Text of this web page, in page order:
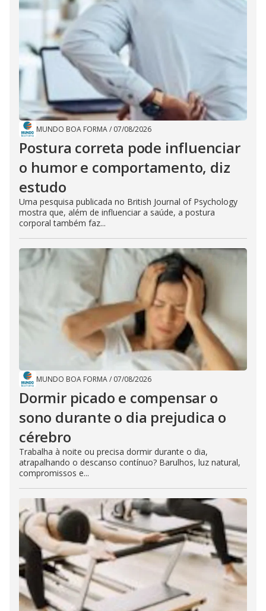
MUNDO BOA FORMA/ 07/08/2026
Postura correta pode influenciar
o humor e comportamento, diz
estudo
Uma pesquisa publicada no British Journal of Psychology
mostra que, além de influenciar a saúde, a postura
corporal também faz...
MUNDO BOA FORMA/ 07/08/2026
Dormir picado e compensar o
sono durante o dia prejudica o
cérebro
Trabalha à noite ou precisa dormir durante o dia,
atrapalhando o descanso contínuo? Barulhos, luz natural,
compromissos e...